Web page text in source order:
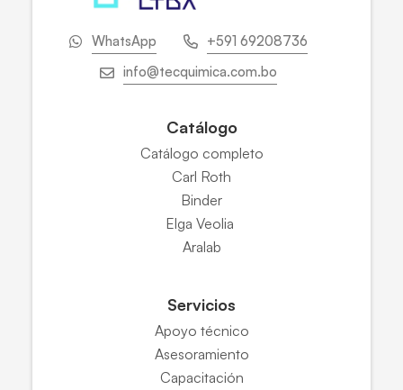
WhatsApp
+591 69208736
info@tecquimica.com.bo
Catálogo
Catálogo completo
Carl Roth
Binder
Elga Veolia
Aralab
Servicios
Apoyo técnico
Asesoramiento
Capacitación